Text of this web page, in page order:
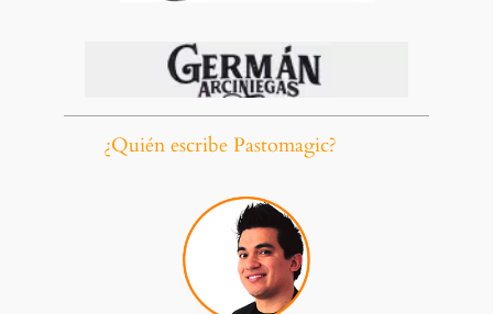
¿Quién escribe Pastomagic?